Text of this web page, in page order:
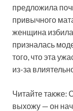
предложила
привычного
женщина
призналась
того, что эта
из-за
Читайте также:
выхожу — он